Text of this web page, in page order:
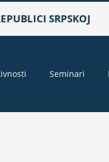
SRPSKOJ
Seminari